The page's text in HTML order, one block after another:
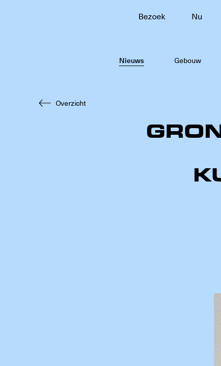
Bezoek Nu
Nieuws Gebouw
Overzicht